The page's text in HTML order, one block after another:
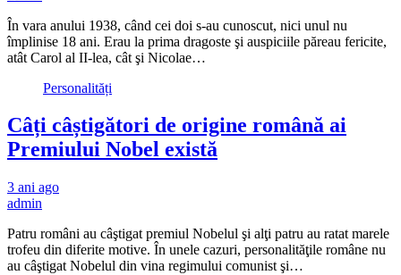
În vara anului 1938, când cei doi s-au cunoscut, nici unul nu
împlinise 18 ani. Erau la prima dragoste şi auspiciile păreau fericite,
atât Carol al II-lea, cât şi Nicolae…
Personalități
Câți câștigători de origine română ai
Premiului Nobel există
3 ani ago
admin
Patru români au câştigat premiul Nobelul şi alţi patru au ratat marele
trofeu din diferite motive. În unele cazuri, personalităţile române nu
au câştigat Nobelul din vina regimului comunist şi…